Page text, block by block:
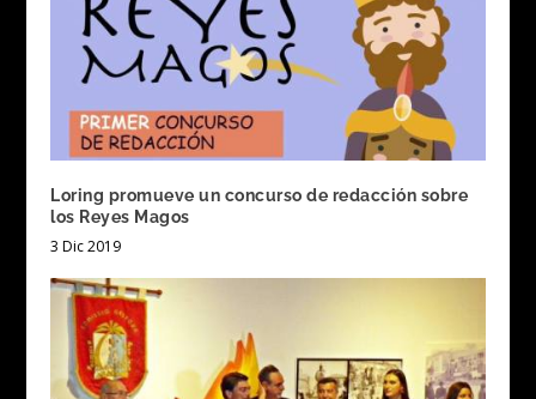
Loring promueve un concurso de redacción sobre
los Reyes Magos
3 Dic 2019